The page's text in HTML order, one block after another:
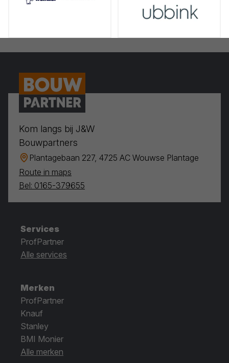
Kom langs bij J&W
Bouwpartners
Plantagebaan 227, 4725 AC Wouwse Plantage
Route in maps
Bel: 0165-379655
Services
ProfPartner
Alle services
Merken
ProfPartner
Knauf
Stanley
BMI Monier
Alle merken